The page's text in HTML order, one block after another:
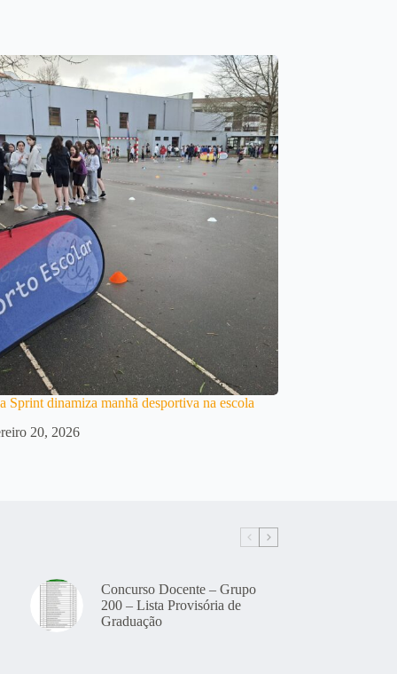
Sprint dinamiza manhã desportiva na escola
20, 2026
Concurso Docente – Grupo
200 – Lista Provisória de
Graduação